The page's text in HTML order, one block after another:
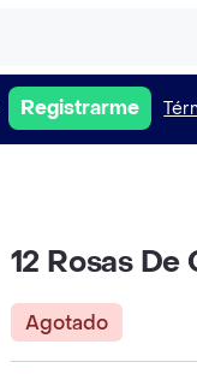
Registrarme
12 Rosas De
Agotado